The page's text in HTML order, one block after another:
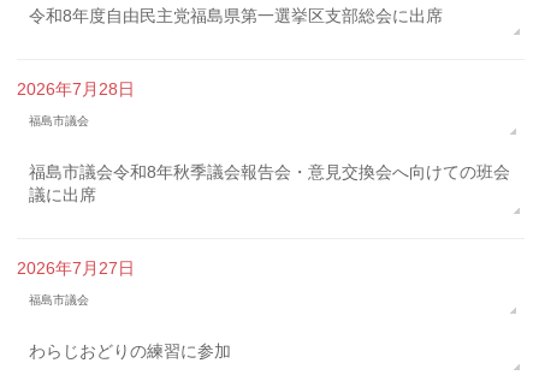
令和8年度自由民主党福島県第一選挙区支部総会に出席
2026年7月28日
福島市議会
福島市議会令和8年秋季議会報告会・意見交換会へ向けての班会
議に出席
2026年7月27日
福島市議会
わらじおどりの練習に参加